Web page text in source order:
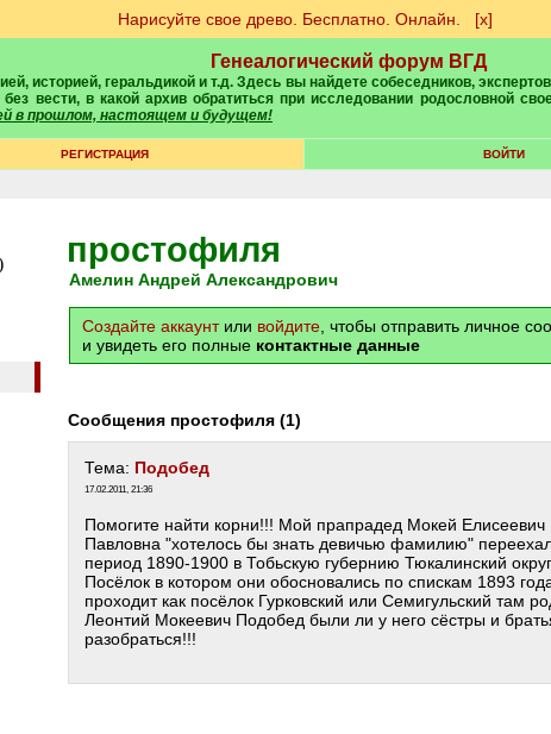
Нарисуйте свое древо. Бесплатно. Онлайн. [х]
Генеалогический форум ВГД
вести, в какой архив обратиться при исследовании родословной
в прошлом, настоящем и будущем!
РЕГИСТРАЦИЯ ВОЙТИ
простофиля
Амелин Андрей Александрович
Создайте аккаунтили войдите , чтобы отправить личное
и увидеть его полные контактные данные
Сообщения простофиля (1)
Тема: Подобед
17.02.2011, 21:36
Помогите найти корни!!! Мой прапрадед Мокей
Павловна "хотелось бы знать девичью фамилию"
период 1890-1900 в Тобьскую губернию Тюкалинский
Посёлок в котором они обосновались по спискам 1893
проходит как посёлок Гурковский или Семигульский там
Леонтий Мокеевич Подобед были ли у него сёстры и
разобраться!!!